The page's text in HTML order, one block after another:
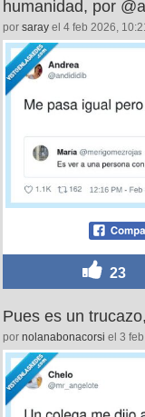
humanidad, por
por saray el 4 feb 2026,
23
Pues es un
por nolanabonacorsi el 3